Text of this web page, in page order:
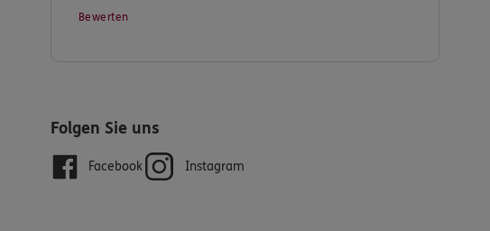
Bewerten
Folgen Sie uns
Facebook Instagram